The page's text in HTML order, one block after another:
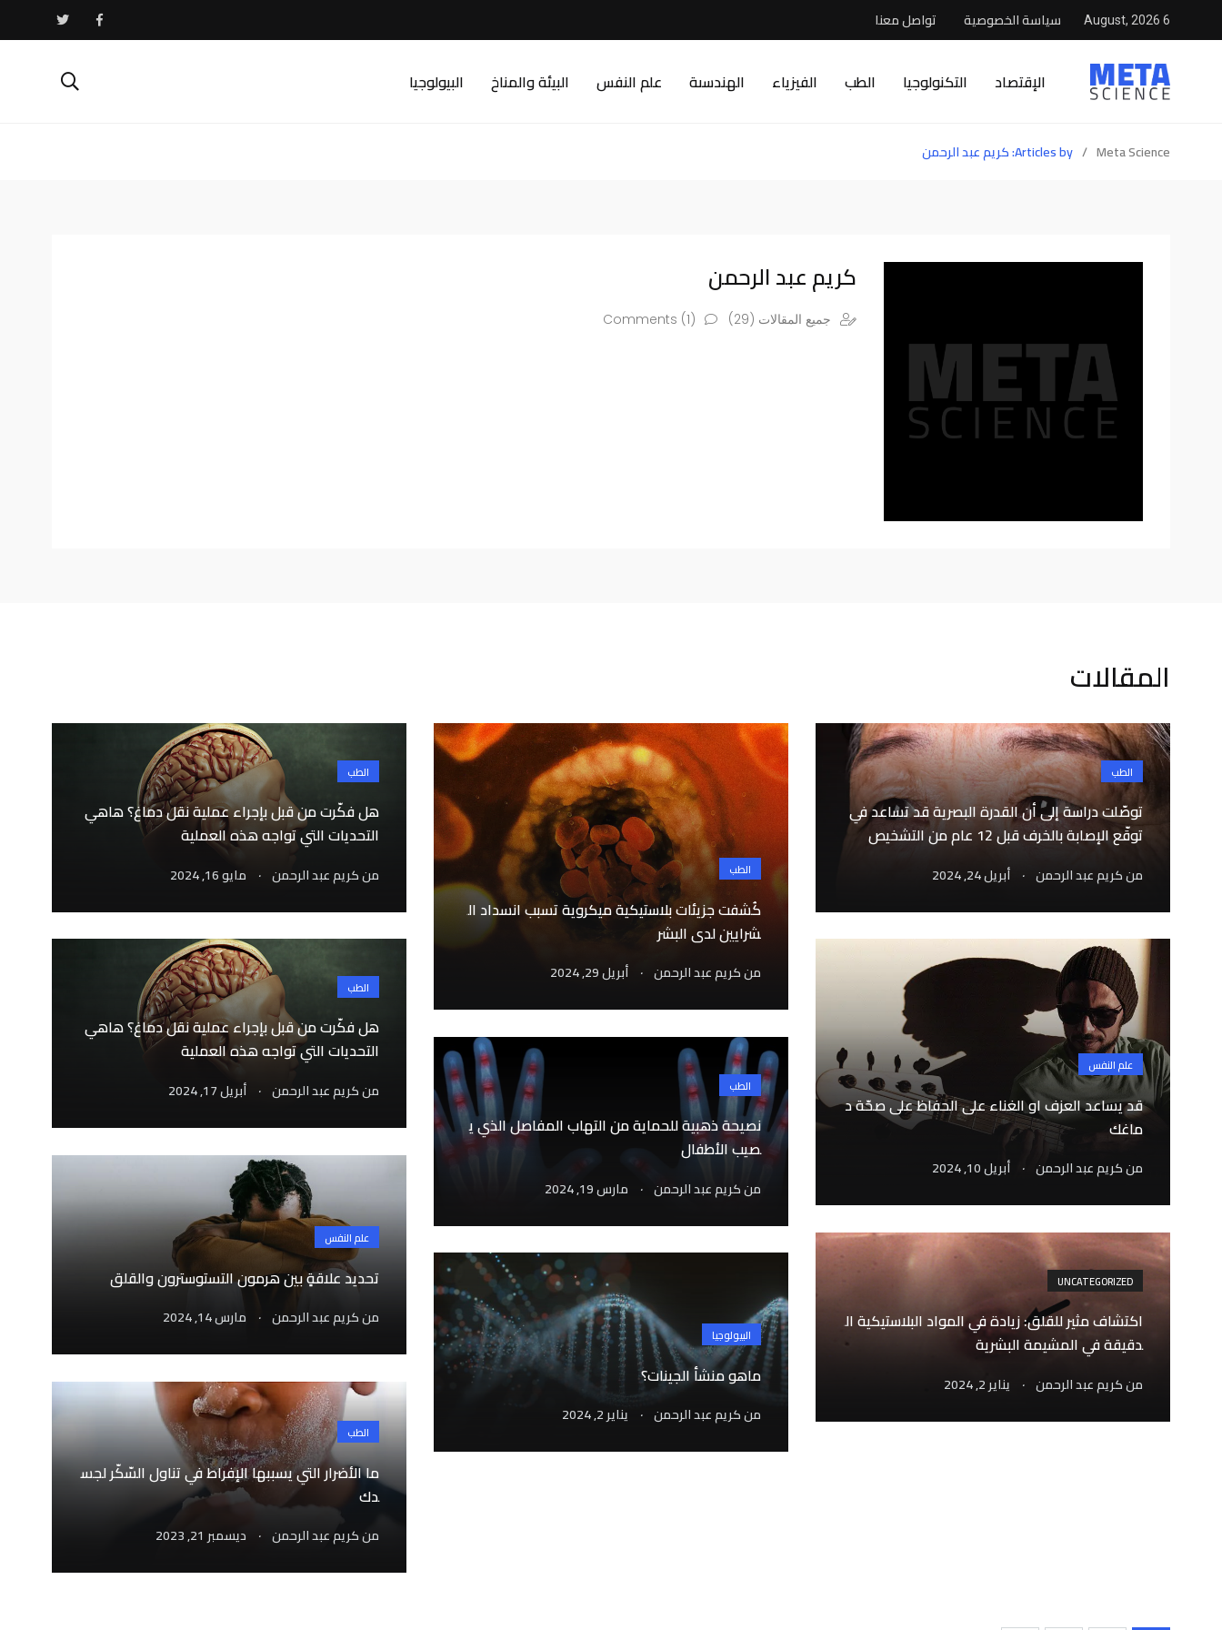
6 August, 2026 سياسة الخصوصية تواصل معنا
الإقتصاد التكنولوجيا الطب الفيزياء الهندسىة علم النفس البيئة والمناخ البيولوجيا
Meta Science
/ Articles by: كريم عبد الرحمن
كريم عبد الرحمن
جميع المقالات (29) Comments (1)
المقالات
الطب
هل فكّرت من قبل بإجراء عملية نقل دماغ؟ هاهي
التحديات التي تواجه هذه العملية
منكريم عبد الرحمن . مايو 16, 2024 الطب
كُشفت جزيئات بلاستيكية ميكروية تسبب انسداد ال
شرايين لدى البشر
منكريم عبد الرحمن . أبريل 29, 2024
الطب
توصّلت دراسة إلى أن القدرة البصرية قد تساعد في
توقّع الإصابة بالخرف قبل 12 عام من التشخيص
منكريم عبد الرحمن . أبريل 24, 2024
الطب
هل فكّرت من قبل بإجراء عملية نقل دماغ؟ هاهي
التحديات التي تواجه هذه العملية
منكريم عبد الرحمن . أبريل 17, 2024
علم النفس
قد يساعد العزف او الغناء على الحفاظ على صحّة د
ماغك
منكريم عبد الرحمن . أبريل 10, 2024
الطب
نصيحة ذهبية للحماية من التهاب المفاصل الذي ي
صيب الأطفال
منكريم عبد الرحمن . مارس 19, 2024
علم النفس
تحديد علاقةٍ بين هرمون التستوسترون والقلق
منكريم عبد الرحمن . مارس 14, 2024
UNCATEGORIZED
اكتشاف مثير للقلق: زيادة في المواد البلاستيكية ال
دقيقة في المشيمة البشرية
منكريم عبد الرحمن . يناير 2, 2024
البيولوجيا
ماهو منشأ الجينات؟
منكريم عبد الرحمن . يناير 2, 2024
الطب
ما الأضرار التي يسببها الإفراط في تناول السّكّر لجس
دك
منكريم عبد الرحمن . ديسمبر 21, 2023